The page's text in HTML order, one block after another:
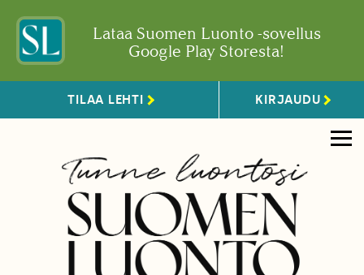
Lataa Suomen Luonto -sovellus
Google Play Storesta!
TILAA LEHTI KIRJAUDU